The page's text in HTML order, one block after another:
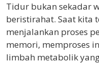
Tidur bukan sekadar
beristirahat. Saat kita
menjalankan proses
memori, memproses
limbah metabolik